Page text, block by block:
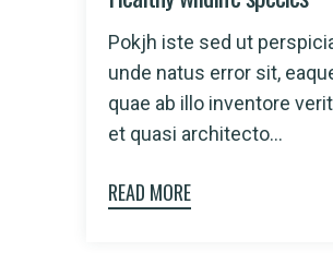
Pokjh iste sed ut
unde natus error sit,
quae ab illo inventore
et quasi architecto...
READ MORE